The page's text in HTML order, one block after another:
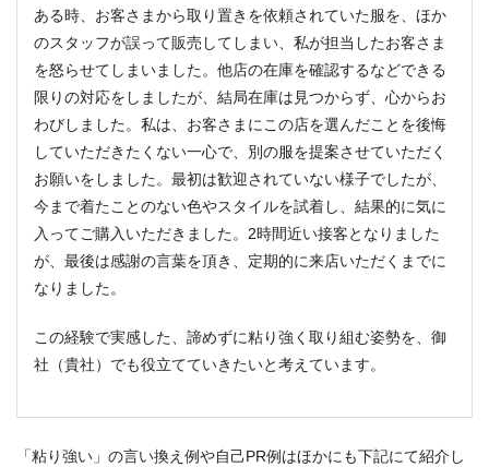
ある時、お客さまから取り置きを依頼されていた服を、ほか
のスタッフが誤って販売してしまい、私が担当したお客さま
を怒らせてしまいました。他店の在庫を確認するなどできる
限りの対応をしましたが、結局在庫は見つからず、心からお
わびしました。私は、お客さまにこの店を選んだことを後悔
していただきたくない一心で、別の服を提案させていただく
お願いをしました。最初は歓迎されていない様子でしたが、
今まで着たことのない色やスタイルを試着し、結果的に気に
入ってご購入いただきました。2時間近い接客となりました
が、最後は感謝の言葉を頂き、定期的に来店いただくまでに
なりました。
この経験で実感した、諦めずに粘り強く取り組む姿勢を、御
社（貴社）でも役立てていきたいと考えています。
「粘り強い」の言い換え例や自己PR例はほかにも下記にて紹介し